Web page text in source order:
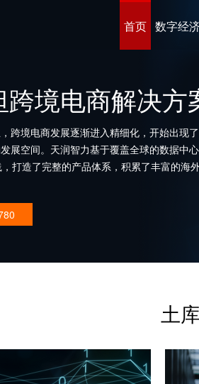
首页 数字经
跨境电商解决方
跨境电商发展逐渐进入精细化，开始出现
展空间。天润智力基于覆盖全球的数据中
打造了完整的产品体系，积累了丰富的海
土